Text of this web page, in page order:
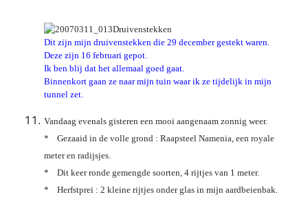
Dit zijn mijn druivenstekken die 29 december gestekt waren.
Deze zijn 16 februari gepot.
Ik ben blij dat het allemaal goed gaat.
Binnenkort gaan ze naar mijn tuin waar ik ze tijdelijk in mijn
tunnel zet.
Vandaag evenals gisteren een mooi aangenaam zonnig weer.
* Gezaaid in de volle grond : Raapsteel Namenia, een royale
meter en radijsjes.
* Dit keer ronde gemengde soorten, 4 rijtjes van 1 meter.
* Herfstprei : 2 kleine rijtjes onder glas in mijn aardbeienbak.